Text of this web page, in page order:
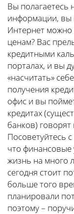
Вы полагаетесь
информации, вы
Интернет
ценам? Вас
кредитными
порталах, и вы
«насчитать»
получения
офис и вы
кредитах
банков)
Посоветуйтесь
что финансовые
жизнь на много
сегодня стоит
больше того
планировали
поэтому –